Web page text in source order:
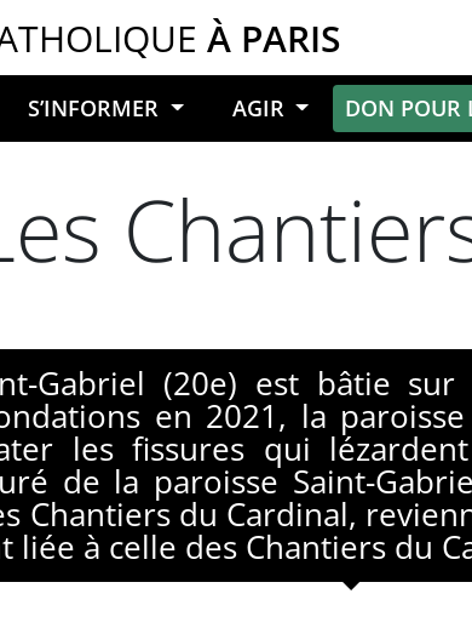
À PARIS
S’INFORMER AGIR DON POUR
Gabriel (20e) est bâtie
en 2021, la
les fissures qui
de la paroisse Saint-
Chantiers du Cardinal,
à celle des Chantiers du